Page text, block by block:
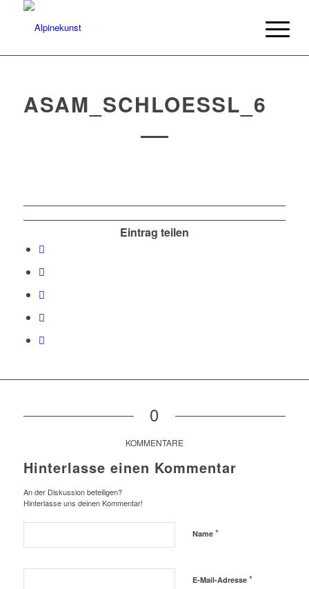
ASAM_SCHLOESSL_6
Eintrag teilen
0
KOMMENTARE
Hinterlasse einen Kommentar
An der Diskussion beteiligen?
Hinterlasse uns deinen Kommentar!
Name *
E-Mail-Adresse *